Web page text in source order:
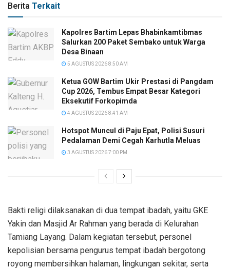
Berita Terkait
Kapolres Bartim Lepas Bhabinkamtibmas
Salurkan 200 Paket Sembako untuk Warga
Desa Binaan
5 AGUSTUS 2026 8:50 AM
Ketua GOW Bartim Ukir Prestasi di Pangdam
Cup 2026, Tembus Empat Besar Kategori
Eksekutif Forkopimda
4 AGUSTUS 2026 8:41 AM
Hotspot Muncul di Paju Epat, Polisi Susuri
Pedalaman Demi Cegah Karhutla Meluas
3 AGUSTUS 2026 7:00 PM
Bakti religi dilaksanakan di dua tempat ibadah, yaitu GKE
Yakin dan Masjid Ar Rahman yang berada di Kelurahan
Tamiang Layang. Dalam kegiatan tersebut, personel
kepolisian bersama pengurus tempat ibadah bergotong
royong membersihkan halaman, lingkungan sekitar, serta